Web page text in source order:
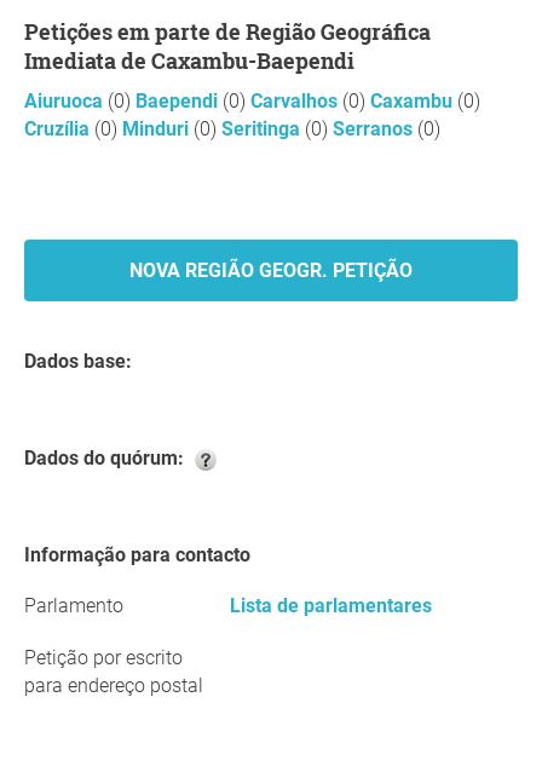
Petições em parte de Região Geográfica
Imediata de Caxambu-Baependi
Aiuruoca (0) Baependi (0) Carvalhos (0) Caxambu (0)
Cruzília (0) Minduri (0) Seritinga (0) Serranos (0)
NOVA REGIÃO GEOGR. PETIÇÃO
Dados base:
Dados do quórum:
Informação para contacto
Parlamento Lista de parlamentares
Petição por escrito
para endereço postal